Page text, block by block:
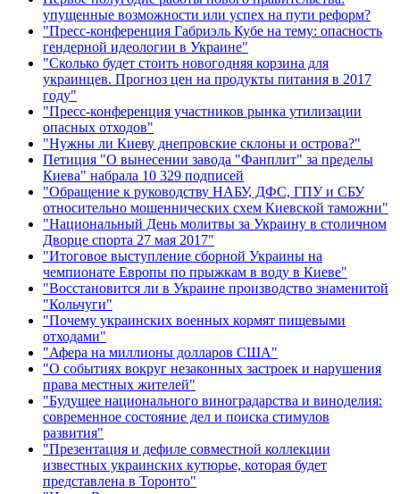
упущенные возможности или успех на пути реформ?
"Пресс-конференция Габриэль Кубе на тему: опасность
гендерной идеологии в Украине"
"Сколько будет стоить новогодняя корзина для
украинцев. Прогноз цен на продукты питания в 2017
году"
"Пресс-конференция участников рынка утилизации
опасных отходов"
"Нужны ли Киеву днепровские склоны и острова?"
Петиция "О вынесении завода "Фанплит" за пределы
Киева" набрала 10 329 подписей
"Обращение к руководству НАБУ, ДФС, ГПУ и СБУ
относительно мошеннических схем Киевской таможни"
"Национальный День молитвы за Украину в столичном
Дворце спорта 27 мая 2017"
"Итоговое выступление сборной Украины на
чемпионате Европы по прыжкам в воду в Киеве"
"Восстановится ли в Украине производство знаменитой
"Кольчуги"
"Почему украинских военных кормят пищевыми
отходами"
"Афера на миллионы долларов США"
"О событиях вокруг незаконных застроек и нарушения
права местных жителей"
"Будущее национального виноградарства и виноделия:
современное состояние дел и поиска стимулов
развития"
"Презентация и дефиле совместной коллекции
известных украинских кутюрье, которая будет
представлена в Торонто"